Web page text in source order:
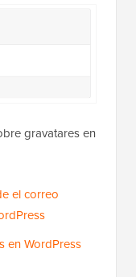
gravatares en
el correo
en WordPress